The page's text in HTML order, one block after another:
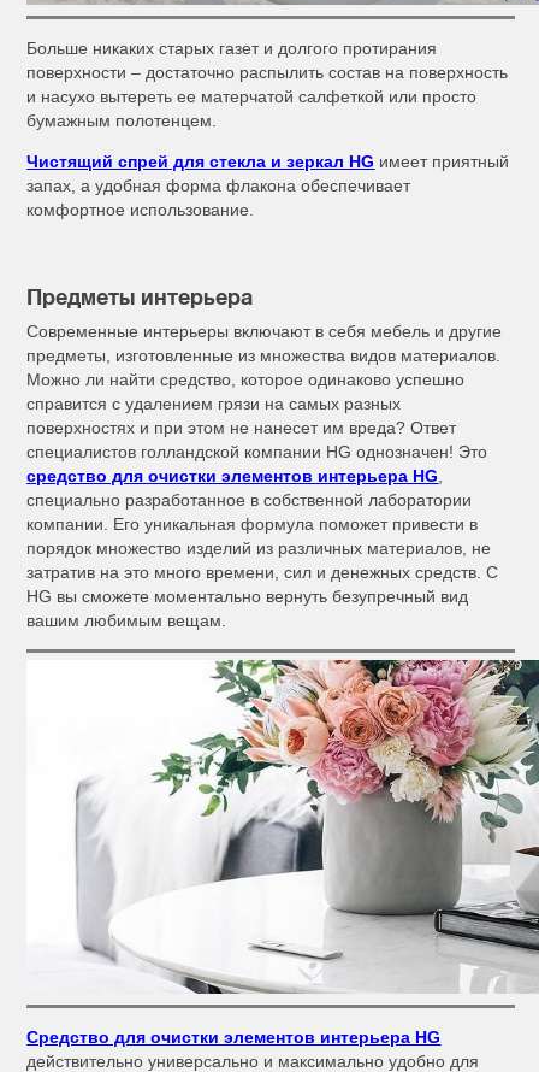
Больше никаких старых газет и долгого протирания
поверхности – достаточно распылить состав на поверхность
и насухо вытереть ее матерчатой салфеткой или просто
бумажным полотенцем.
Чистящий спрей для стекла и зеркал HG имеет приятный
запах, а удобная форма флакона обеспечивает
комфортное использование.
Предметы интерьера
Современные интерьеры включают в себя мебель и другие
предметы, изготовленные из множества видов материалов.
Можно ли найти средство, которое одинаково успешно
справится с удалением грязи на самых разных
поверхностях и при этом не нанесет им вреда? Ответ
специалистов голландской компании HG однозначен! Это
средство для очистки элементов интерьера HG
специально разработанное в собственной лаборатории
компании. Его уникальная формула поможет привести в
порядок множество изделий из различных материалов, не
затратив на это много времени, сил и денежных средств. С
HG вы сможете моментально вернуть безупречный вид
вашим любимым вещам.
Средство для очистки элементов интерьера HG
действительно универсально и максимально удобно для